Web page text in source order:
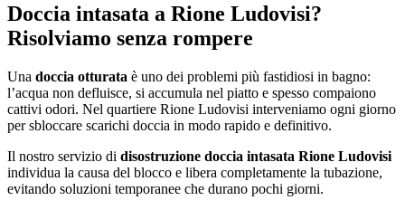
Doccia intasata a Rione Ludovisi?
Risolviamo senza rompere
Una doccia otturata è uno dei problemi più fastidiosi in bagno:
l’acqua non defluisce, si accumula nel piatto e spesso compaiono
cattivi odori. Nel quartiere Rione Ludovisi interveniamo ogni giorno
per sbloccare scarichi doccia in modo rapido e definitivo.
Il nostro servizio di disostruzione doccia intasata Rione Ludovisi
individua la causa del blocco e libera completamente la tubazione,
evitando soluzioni temporanee che durano pochi giorni.